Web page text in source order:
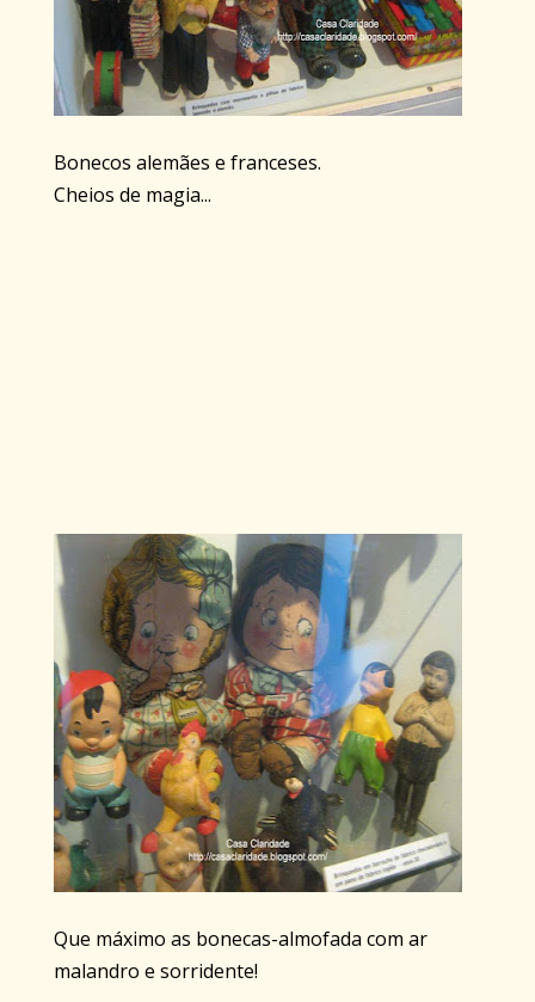
Bonecos alemães e franceses.
Cheios de magia...
Que máximo as bonecas-almofada com ar
malandro e sorridente!